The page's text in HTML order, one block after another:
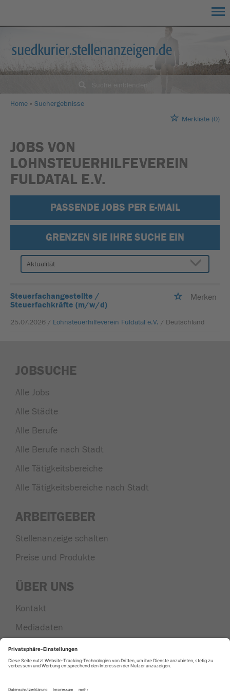
Home
Suchergebnisse
Merkliste (0)
JOBS VON
LOHNSTEUERHILFEVEREIN
FULDATAL E.V.
PASSENDE JOBS PER E-MAIL
GRENZEN SIE IHRE SUCHE EIN
Steuerfachangestellte /
Steuerfachkräfte (m/w/d)
Merken
25.07.2026 / Lohnsteuerhilfeverein Fuldatal e.V. / Deutschland
JOBSUCHE
Alle Jobs
Alle Städte
Alle Berufe
Alle Berufe nach Stadt
Alle Tätigkeitsbereiche
Alle Tätigkeitsbereiche nach Stadt
ARBEITGEBER
Stellenanzeige schalten
Preise und Produkte
ÜBER UNS
Kontakt
Mediadaten
Nachrichten aus der Region